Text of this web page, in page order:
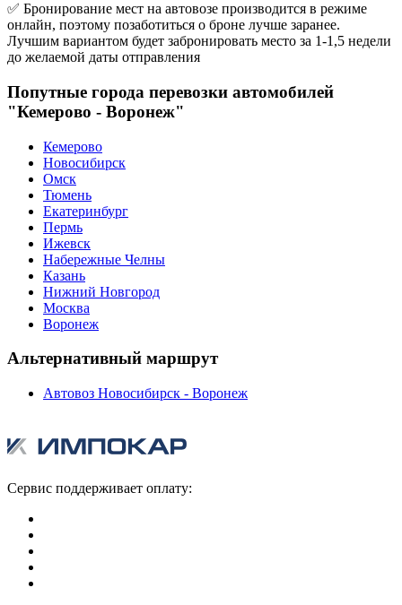
✅ Бронирование мест на автовозе производится в режиме
онлайн, поэтому позаботиться о броне лучше заранее.
Лучшим вариантом будет забронировать место за 1-1,5 недели
до желаемой даты отправления
Попутные города перевозки автомобилей
"Кемерово - Воронеж"
Кемерово
Новосибирск
Омск
Тюмень
Екатеринбург
Пермь
Ижевск
Набережные Челны
Казань
Нижний Новгород
Москва
Воронеж
Альтернативный маршрут
Автовоз Новосибирск - Воронеж
Сервис поддерживает оплату: